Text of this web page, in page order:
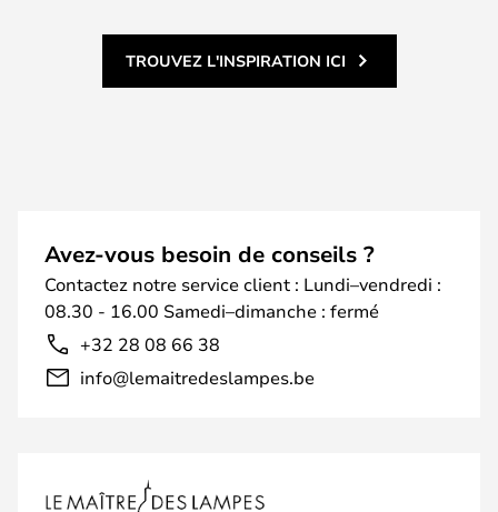
TROUVEZ L'INSPIRATION ICI
Avez-vous besoin de conseils ?
Contactez notre service client : Lundi–vendredi :
08.30 - 16.00 Samedi–dimanche : fermé
+32 28 08 66 38
info@lemaitredeslampes.be